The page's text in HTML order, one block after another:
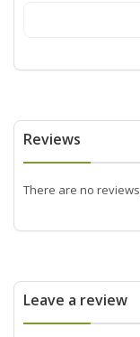
Reviews
There are no
Leave a review